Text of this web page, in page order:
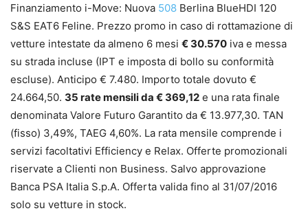
Finanziamento i-Move: Nuova 508 Berlina BlueHDI 120
S&S EAT6 Feline. Prezzo promo in caso di rottamazione di
vetture intestate da almeno 6 mesi € 30.570 iva e messa
su strada incluse (IPT e imposta di bollo su conformità
escluse). Anticipo € 7.480. Importo totale dovuto €
24.664,50. 35 rate mensili da € 369,12 e una rata finale
denominata Valore Futuro Garantito da € 13.977,30. TAN
(fisso) 3,49%, TAEG 4,60%. La rata mensile comprende i
servizi facoltativi Efficiency e Relax. Offerte promozionali
riservate a Clienti non Business. Salvo approvazione
Banca PSA Italia S.p.A. Offerta valida fino al 31/07/2016
solo su vetture in stock.